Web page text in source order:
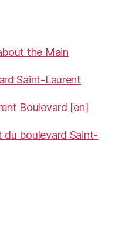
the Main
Saint-Laurent
Boulevard [en]
du boulevard Saint-